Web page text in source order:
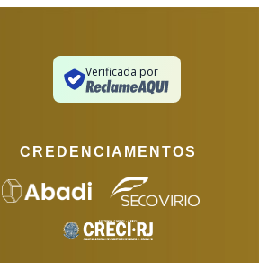
Verificada por
CREDENCIAMENTOS